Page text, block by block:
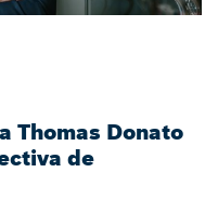
Thomas Donato
de